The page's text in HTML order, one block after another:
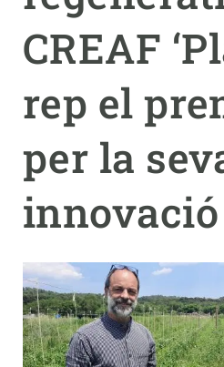
CREAF
rep el
per la
innovació
PARTICIPA
NOTÍCIES I AGENDA